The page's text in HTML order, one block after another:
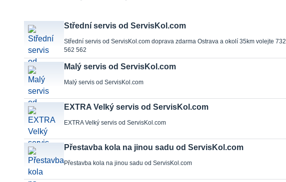
Střední servis od ServisKol.com
Střední servis od ServisKol.com doprava zdarma Ostrava a okolí 35km volejte 732
562 562
Malý servis od ServisKol.com
Malý servis od ServisKol.com
EXTRA Velký servis od ServisKol.com
EXTRA Velký servis od ServisKol.com
Přestavba kola na jinou sadu od ServisKol.com
Přestavba kola na jinou sadu od ServisKol.com